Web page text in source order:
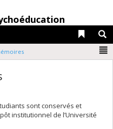
Liens
sont conservés et
institutionnel de l’Université